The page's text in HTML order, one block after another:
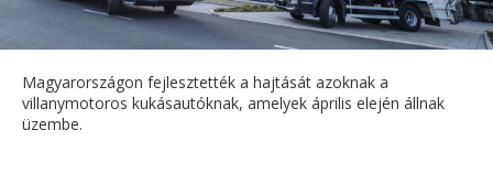
Magyarországon fejlesztették a hajtását azoknak a
villanymotoros kukásautóknak, amelyek április elején állnak
üzembe.